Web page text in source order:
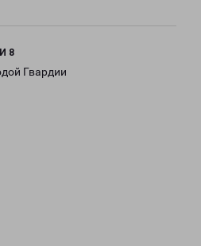
8
Гвардии